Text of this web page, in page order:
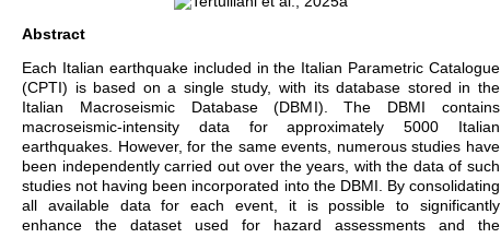
Abstract
Each Italian earthquake included in the Italian Parametric Catalogue
(CPTI) is based on a single study, with its database stored in the
Italian Macroseismic Database (DBMI). The DBMI contains
macroseismic-intensity data for approximately 5000 Italian
earthquakes. However, for the same events, numerous studies have
been independently carried out over the years, with the data of such
studies not having been incorporated into the DBMI. By consolidating
all available data for each event, it is possible to significantly
enhance the dataset used for hazard assessments and the